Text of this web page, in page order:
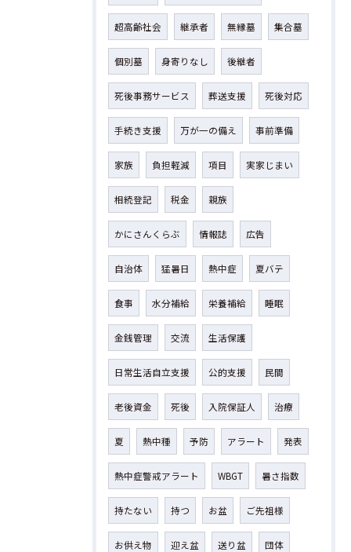
超高齢社会 継承者 無縁墓 集合墓
個別墓 身寄りなし 後継者
死後事務サービス 葬送支援 死後対応
手続き支援 万が一の備え 事前準備
家族 負担軽減 項目 実家じまい
相続登記 税金 親族
かにさんくらぶ 情報誌 広告
自治体 猛暑日 熱中症 夏バテ
食事 水分補給 栄養補給 睡眠
金銭管理 交流 生活保護
日常生活自立支援 公的支援 民間
老後資金 死後 入院保証人 治療
夏 熱中種 予防 アラート 発表
熱中症警戒アラート WBGT 暑さ指数
持たない 持つ お盆 ご先祖様
お供え物 迎え盆 送り盆 団体